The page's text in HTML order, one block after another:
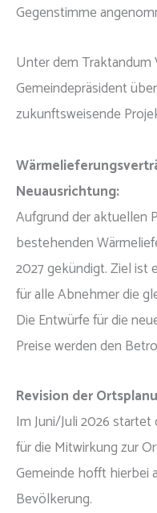
Gegenstimme
Unter dem Traktandum
Gemeindepräsident
zukunftsweisende
Neuausrichtung:
Aufgrund der aktuellen
bestehenden
2027 gekündigt. Ziel ist
für alle Abnehmer die
Die Entwürfe für die
Preise werden den
Revision der
Im Juni/Juli 2026
für die Mitwirkung zur
Gemeinde hofft hierbei
Bevölkerung.